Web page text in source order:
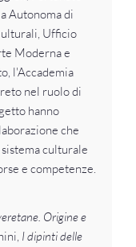
Autonoma di
Ufficio
Moderna e
l'Accademia
nel ruolo di
hanno
che
culturale
e competenze.
Origine e
I dipinti delle